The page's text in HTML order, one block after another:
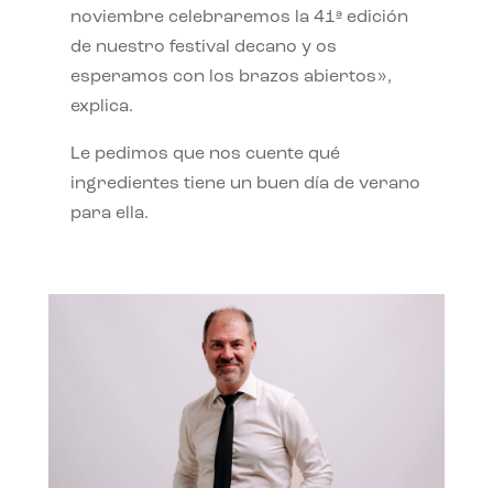
noviembre celebraremos la 41ª edición
de nuestro festival decano y os
esperamos con los brazos abiertos»,
explica.
Le pedimos que nos cuente qué
ingredientes tiene un buen día de verano
para ella.